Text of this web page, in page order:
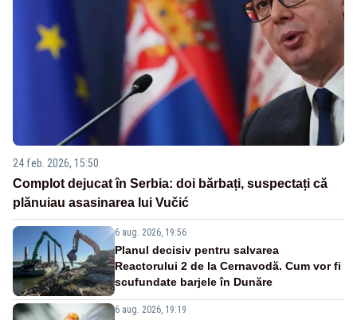
24 feb. 2026, 15:50
Complot dejucat în Serbia: doi bărbați, suspectați că
plănuiau asasinarea lui Vučić
6 aug. 2026, 19:56
Planul decisiv pentru salvarea
Reactorului 2 de la Cernavodă. Cum vor fi
scufundate barjele în Dunăre
6 aug. 2026, 19:19